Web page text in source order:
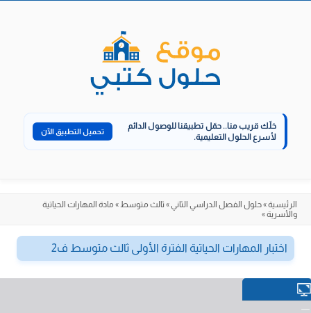
خلّك قريب منا.. حمّل تطبيقنا للوصول الدائم
لأسرع الحلول التعليمية.
تحميل التطبيق الآن
الرئيسية»حلول الفصل الدراسي الثاني» ثالث متوسط» مادة المهارات الحياتية
والأسرية»
اختبار المهارات الحياتية الفترة الأولى ثالث متوسط ف2